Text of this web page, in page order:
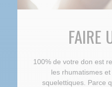
FAIRE
100% de votre don est
les rhumatismes
squelettiques. Parce